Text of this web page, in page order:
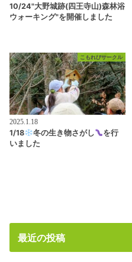
10/24"大野城跡(四王寺山)森林浴
ウォーキング"を開催しました
こもれびサークル
2025.1.18
1/18 冬の生き物さがし
を行
いました
最近の投稿